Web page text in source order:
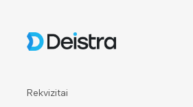
Rekvizitai